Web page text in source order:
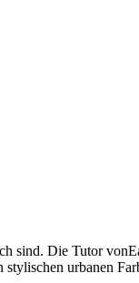
sind. Die Tutor
urbanen